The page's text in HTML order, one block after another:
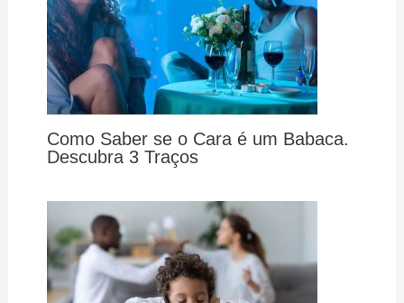
Como Saber se o Cara é um Babaca.
Descubra 3 Traços